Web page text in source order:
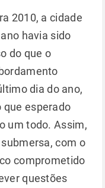
2010, a cidade
havia sido
do que o
dia do ano,
esperado
um todo. Assim,
com o
comprometido
questões